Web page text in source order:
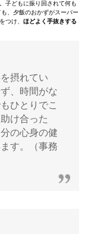
子どもに振り回されて何も
、夕飯のおかずがスーパー
つけ、 ほどよく手抜きする
摂れてい
、時間がな
ひとりでこ
け合った
の心身の健
す。（事務